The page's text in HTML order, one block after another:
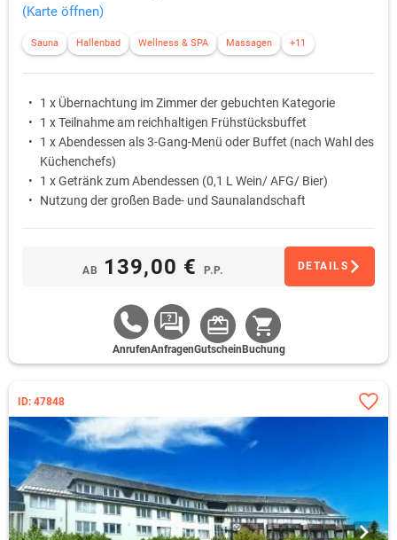
(Karte öffnen)
Sauna Hallenbad Wellness & SPA Massagen +11
1 x Übernachtung im Zimmer der gebuchten Kategorie
1 x Teilnahme am reichhaltigen Frühstücksbuffet
1 x Abendessen als 3-Gang-Menü oder Buffet (nach Wahl des
Küchenchefs)
1 x Getränk zum Abendessen (0,1 L Wein/ AFG/ Bier)
Nutzung der großen Bade- und Saunalandschaft
AB 139,00 € P.P. DETAILS
AnrufenAnfragenGutschein Buchung
ID: 47848